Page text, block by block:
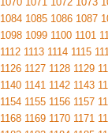
1084 1085 1086 1087
1098 1099 1100 1101
1112 1113 1114 1115
1126 1127 1128 1129
1140 1141 1142 1143
1154 1155 1156 1157
1168 1169 1170 1171